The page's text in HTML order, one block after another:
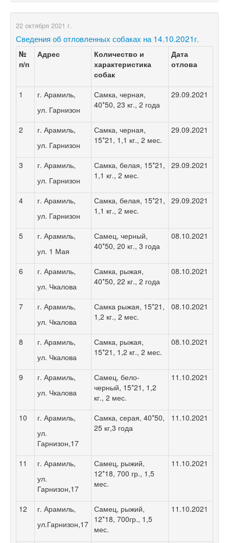
22 октября 2021 г.
Сведения об отловленных собаках на 14.10.2021г.
№
п/п
Адрес
Количество и
характеристика
собак
Дата
отлова
1
г. Арамиль,
ул. Гарнизон
Самка, черная,
40*50, 23 кг., 2 года
29.09.2021
2
г. Арамиль,
ул. Гарнизон
Самка, черная,
15*21, 1,1 кг., 2 мес.
29.09.2021
3
г. Арамиль,
ул. Гарнизон
Самка, белая, 15*21,
1,1 кг., 2 мес.
29.09.2021
4
г. Арамиль,
ул. Гарнизон
Самка, белая, 15*21,
1,1 кг., 2 мес.
29.09.2021
5
г. Арамиль,
ул. 1 Мая
Самец, черный,
40*50, 20 кг., 3 года
08.10.2021
6
г. Арамиль,
ул. Чкалова
Самка, рыжая,
40*50, 22 кг., 2 года
08.10.2021
7
г. Арамиль,
ул. Чкалова
Самка рыжая, 15*21,
1,2 кг., 2 мес.
08.10.2021
8
г. Арамиль,
ул. Чкалова
Самка, рыжая,
15*21, 1,2 кг., 2 мес.
08.10.2021
9
г. Арамиль,
ул. Чкалова
Самец, бело-
черный, 15*21, 1,2
кг., 2 мес.
11.10.2021
10
г. Арамиль,
ул.
Гарнизон,17
Самка, серая, 40*50,
25 кг,3 года
11.10.2021
11
г. Арамиль,
ул.
Гарнизон,17
Самец, рыжий,
12*18, 700 гр., 1,5
мес.
11.10.2021
12
г. Арамиль,
ул.Гарнизон,17
Самец, рыжий,
12*18, 700гр., 1,5
мес.
11.10.2021